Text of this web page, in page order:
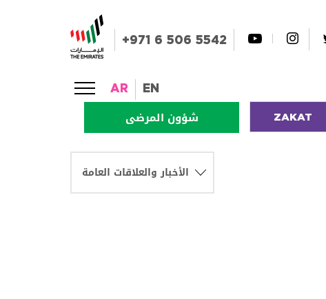
+971 6 506 5542
AR EN
ZAKAT شؤون المرضى